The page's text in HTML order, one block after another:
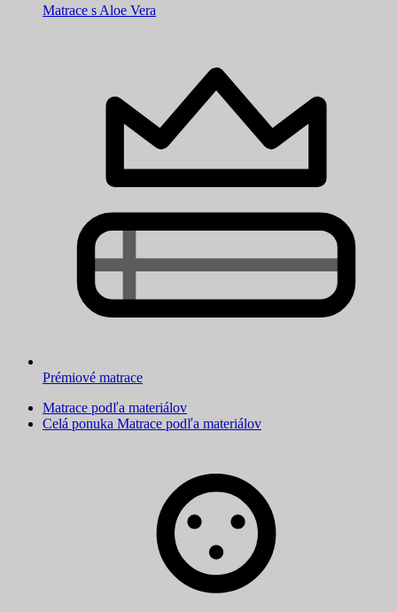
Matrace s Aloe Vera
Prémiové matrace
Matrace podľa materiálov
Celá ponuka Matrace podľa materiálov